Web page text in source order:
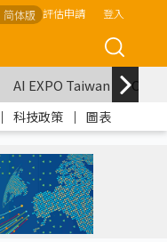
简体版 評估申請 登入
AI EXPO Taiwan
｜ 科技政策 ｜ 圖表